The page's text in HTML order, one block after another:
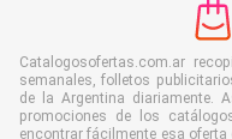
Catalogosofertas.com.ar
semanales, folletos
de la Argentina diariamente.
promociones de los
encontrar fácilmente esa